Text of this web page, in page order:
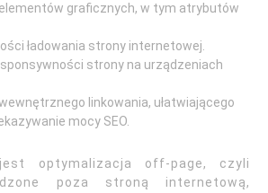
graficznych, w tym atrybutów
ładowania strony internetowej.
strony na urządzeniach
linkowania, ułatwiającego
mocy SEO.
optymalizacja off-page, czyli
poza stroną internetową,